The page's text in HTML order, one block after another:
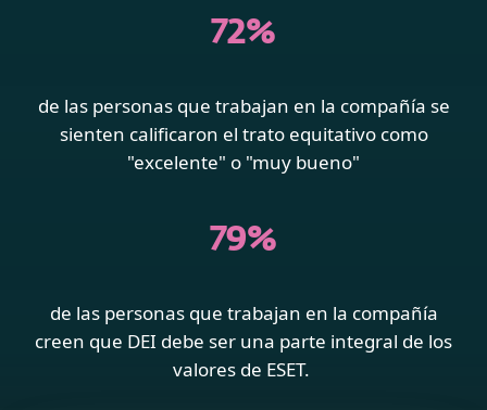
72%
de las personas que trabajan en la compañía se
sienten calificaron el trato equitativo como
"excelente" o "muy bueno"
79%
de las personas que trabajan en la compañía
creen que DEI debe ser una parte integral de los
valores de ESET.